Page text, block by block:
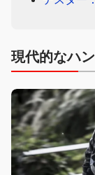
現代的なハ